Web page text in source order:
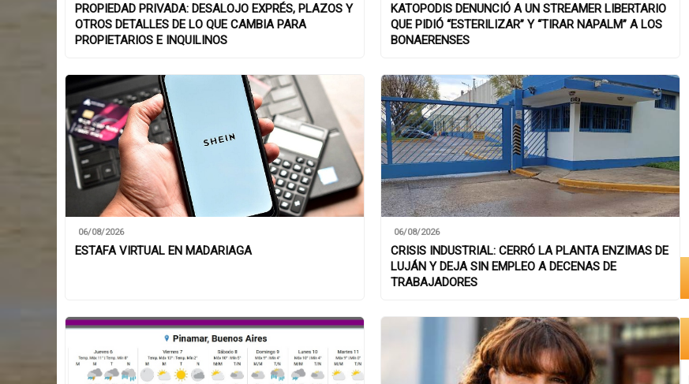
PROPIEDAD PRIVADA: DESALOJO EXPRÉS, PLAZOS Y
OTROS DETALLES DE LO QUE CAMBIA PARA
PROPIETARIOS E INQUILINOS
KATOPODIS DENUNCIÓ A UN STREAMER LIBERTARIO
QUE PIDIÓ “ESTERILIZAR” Y “TIRAR NAPALM” A LOS
BONAERENSES
06/08/2026
ESTAFA VIRTUAL EN MADARIAGA
06/08/2026
CRISIS INDUSTRIAL: CERRÓ LA PLANTA ENZIMAS DE
LUJÁN Y DEJA SIN EMPLEO A DECENAS DE
TRABAJADORES